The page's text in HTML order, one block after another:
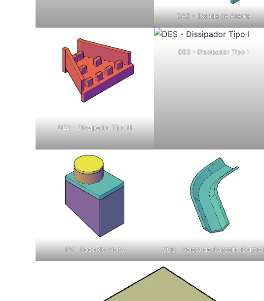
DAD - Escada de Aterro
DED - Dissipador Tipo III
DES - Dissipador Tipo I
PV - Poco de Visita SCC - Valeta de Canteiro Central